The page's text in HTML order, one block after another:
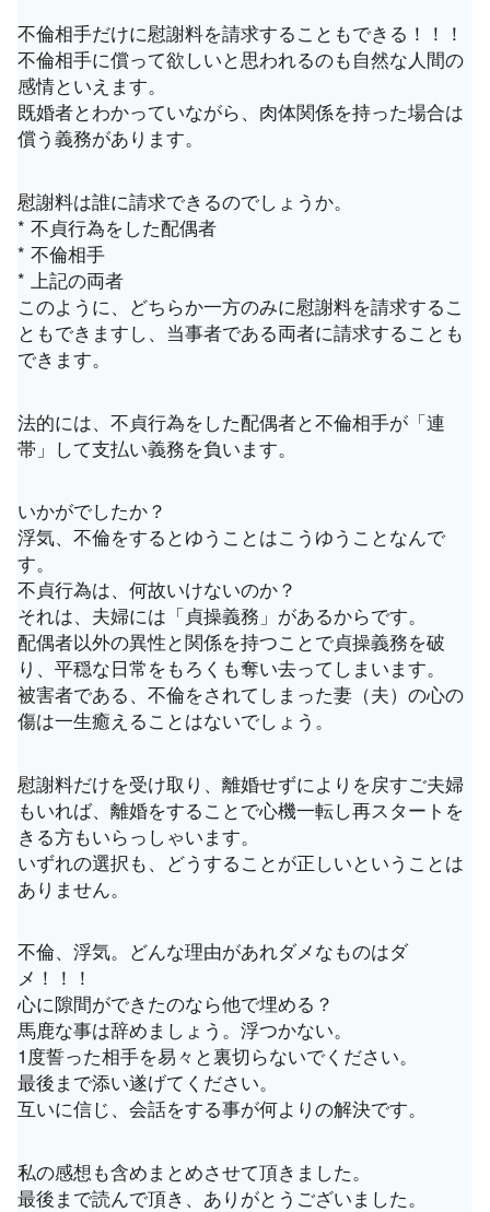
不倫相手だけに慰謝料を請求することもできる！！！
不倫相手に償って欲しいと思われるのも自然な人間の
感情といえます。
既婚者とわかっていながら、肉体関係を持った場合は
償う義務があります。
慰謝料は誰に請求できるのでしょうか。
* 不貞行為をした配偶者
* 不倫相手
* 上記の両者
このように、どちらか一方のみに慰謝料を請求するこ
ともできますし、当事者である両者に請求することも
できます。
法的には、不貞行為をした配偶者と不倫相手が「連
帯」して支払い義務を負います。
いかがでしたか？
浮気、不倫をするとゆうことはこうゆうことなんで
す。
不貞行為は、何故いけないのか？
それは、夫婦には「貞操義務」があるからです。
配偶者以外の異性と関係を持つことで貞操義務を破
り、平穏な日常をもろくも奪い去ってしまいます。
被害者である、不倫をされてしまった妻（夫）の心の
傷は一生癒えることはないでしょう。
慰謝料だけを受け取り、離婚せずによりを戻すご夫婦
もいれば、離婚をすることで心機一転し再スタートを
きる方もいらっしゃいます。
いずれの選択も、どうすることが正しいということは
ありません。
不倫、浮気。どんな理由があれダメなものはダ
メ！！！
心に隙間ができたのなら他で埋める？
馬鹿な事は辞めましょう。浮つかない。
1度誓った相手を易々と裏切らないでください。
最後まで添い遂げてください。
互いに信じ、会話をする事が何よりの解決です。
私の感想も含めまとめさせて頂きました。
最後まで読んで頂き、ありがとうございました。